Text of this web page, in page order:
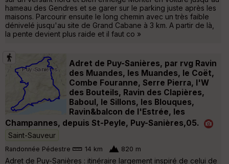
hameau des Gendres et se garer sur le parking juste après les
maisons. Parcourir ensuite le long chemin avec un très faible
dénivelé jusqu'au site de Grand Cabane à 3 km. A partir de là,
la pente devient plus raide et il faut co »
Adret de Puy-Sanières, par rvg Ravin
des Muandes, les Muandes, le Coët,
Combe Fouranne, Serre Pierra, l'W
des Bouteils, Ravin des Clapières,
Baboul, le Sillons, les Blouques,
Ravin&balcon de l'Estrée, les
Champannes, depuis St-Peyle, Puy-Sanières,05.
Saint-Sauveur
Randonnée Pédestre 14 km 820 m
Adret de Puy-Sanières : itinéraire largement inspiré de celui de